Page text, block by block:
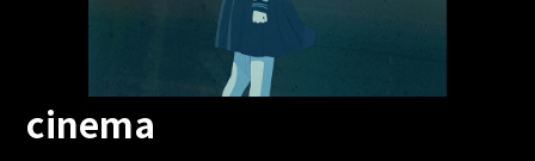
cinema